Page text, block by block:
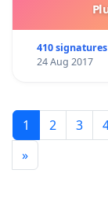
410 signatures
24 Aug 2017
1 2 3
»